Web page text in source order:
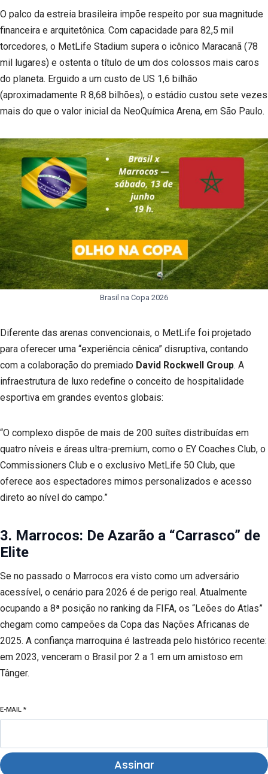
O palco da estreia brasileira impõe respeito por sua magnitude
financeira e arquitetônica. Com capacidade para 82,5 mil
torcedores, o MetLife Stadium supera o icônico Maracanã (78
mil lugares) e ostenta o título de um dos colossos mais caros
do planeta. Erguido a um custo de US 1,6 bilhão
(aproximadamente R 8,68 bilhões), o estádio custou sete vezes
mais do que o valor inicial da NeoQuímica Arena, em São Paulo.
Brasil na Copa 2026
Diferente das arenas convencionais, o MetLife foi projetado
para oferecer uma “experiência cênica” disruptiva, contando
com a colaboração do premiado David Rockwell Group. A
infraestrutura de luxo redefine o conceito de hospitalidade
esportiva em grandes eventos globais:
“O complexo dispõe de mais de 200 suítes distribuídas em
quatro níveis e áreas ultra-premium, como o EY Coaches Club, o
Commissioners Club e o exclusivo MetLife 50 Club, que
oferece aos espectadores mimos personalizados e acesso
direto ao nível do campo.”
3. Marrocos: De Azarão a “Carrasco” de
Elite
Se no passado o Marrocos era visto como um adversário
acessível, o cenário para 2026 é de perigo real. Atualmente
ocupando a 8ª posição no ranking da FIFA, os “Leões do Atlas”
chegam como campeões da Copa das Nações Africanas de
2025. A confiança marroquina é lastreada pelo histórico recente:
em 2023, venceram o Brasil por 2 a 1 em um amistoso em
Tânger.
E-MAIL *
Assinar